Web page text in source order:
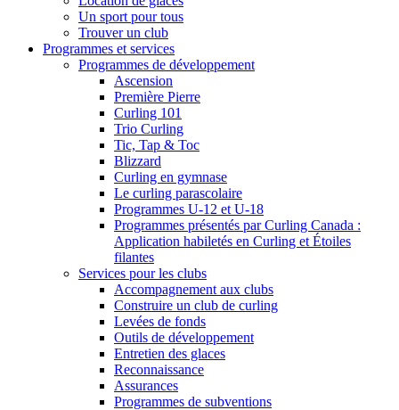
Un sport pour tous
Trouver un club
Programmes et services
Programmes de développement
Ascension
Première Pierre
Curling 101
Trio Curling
Tic, Tap & Toc
Blizzard
Curling en gymnase
Le curling parascolaire
Programmes U-12 et U-18
Programmes présentés par Curling Canada :
Application habiletés en Curling et Étoiles
filantes
Services pour les clubs
Accompagnement aux clubs
Construire un club de curling
Levées de fonds
Outils de développement
Entretien des glaces
Reconnaissance
Assurances
Programmes de subventions